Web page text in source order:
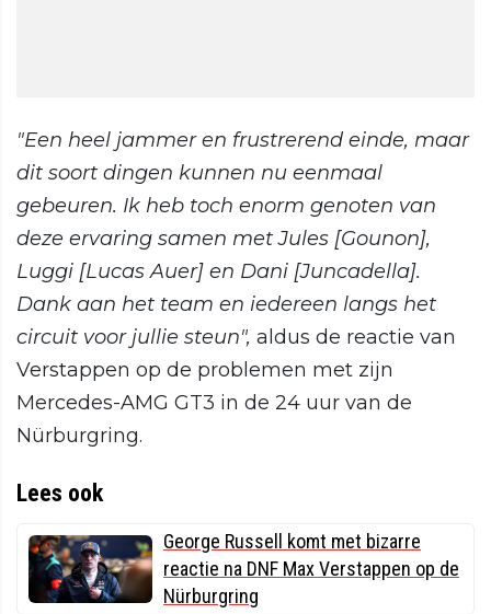
"Een heel jammer en frustrerend einde, maar
dit soort dingen kunnen nu eenmaal
gebeuren. Ik heb toch enorm genoten van
deze ervaring samen met Jules [Gounon],
Luggi [Lucas Auer] en Dani [Juncadella].
Dank aan het team en iedereen langs het
circuit voor jullie steun", aldus de reactie van
Verstappen op de problemen met zijn
Mercedes-AMG GT3 in de 24 uur van de
Nürburgring.
Lees ook
George Russell komt met bizarre
reactie na DNF Max Verstappen op de
Nürburgring